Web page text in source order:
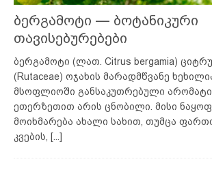
ბერგამოტი — ბოტანიკური
თავისებურებები
ბერგამოტი (ლათ. Citrus bergamia)
(Rutaceae) ოჯახის მარადმწვანე
მსოფლიოში განსაკუთრებული
ეთერზეთით არის ცნობილი. მისი
მოიხმარება ახალი სახით, თუმცა
კვების,
[...]